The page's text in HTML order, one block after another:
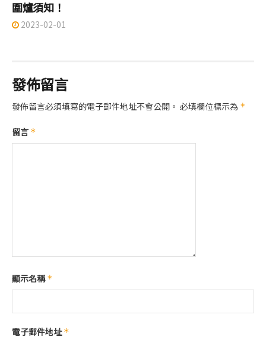
圍爐須知！
2023-02-01
發佈留言
發佈留言必須填寫的電子郵件地址不會公開。 必填欄位標示為 *
留言*
顯示名稱*
電子郵件地址*